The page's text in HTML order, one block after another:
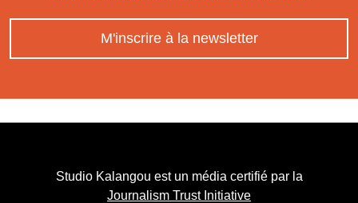
M'inscrire à la newsletter
Studio Kalangou est un média certifié par la
Journalism Trust Initiative